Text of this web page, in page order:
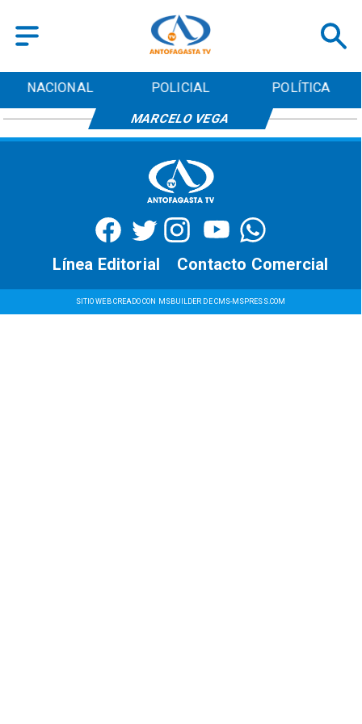
NACIONAL POLICIAL POLÍTICA
MARCELO VEGA
SITIO WEB CREADO CON MSBUILDER DE CMS-MSPRESS.COM
Contacto Comercial
Línea Editorial